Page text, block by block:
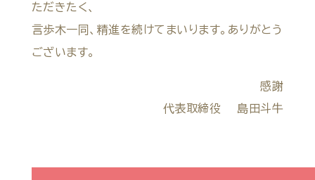
ただきたく、
言歩木一同、精進を続けてまいります。ありがとう
ございます。
感謝
代表取締役 島田斗牛